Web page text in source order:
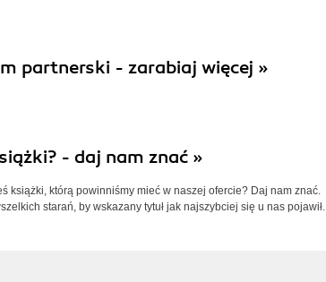
partnerski - zarabiaj więcej »
- daj nam znać »
książki, którą powinniśmy mieć w naszej ofercie? Daj nam znać.
starań, by wskazany tytuł jak najszybciej się u nas pojawił.